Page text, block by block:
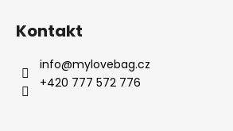
Kontakt
info@mylovebag.cz
+420 777 572 776